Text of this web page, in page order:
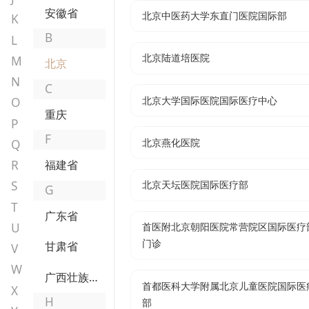
K
L
M
N
O
P
Q
R
S
T
U
V
W
X
安徽省
B
北京
C
重庆
F
福建省
G
广东省
甘肃省
广西壮族自治区
H
北京中医药大学东直门医院国际部
北京陆道培医院
北京大学国际医院国际医疗中心
北京燕化医院
北京天坛医院国际医疗部
首医附北京朝阳医院常营院区国际医疗
门诊
首都医科大学附属北京儿童医院国际医
部